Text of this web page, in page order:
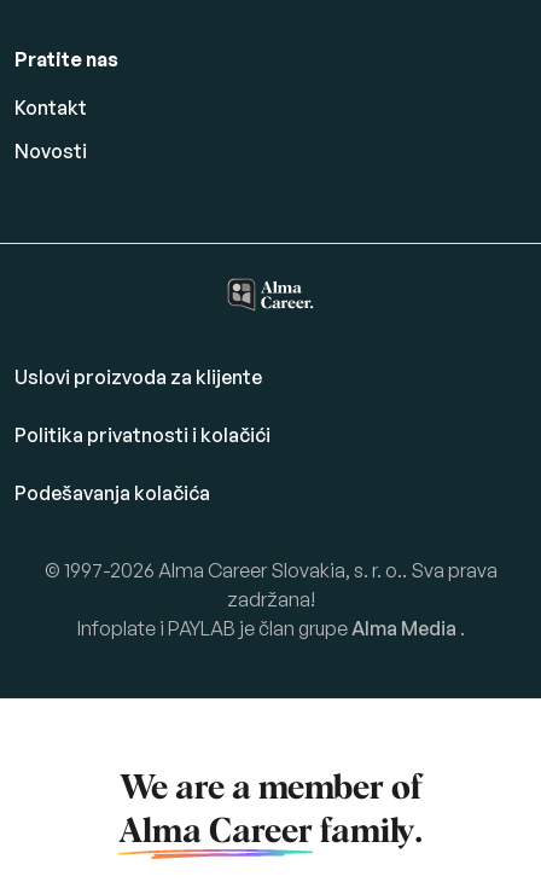
Pratite nas
Kontakt
Novosti
Uslovi proizvoda za klijente
Politika privatnosti i kolačići
Podešavanja kolačića
© 1997-2026 Alma Career Slovakia, s. r. o.. Sva prava
zadržana!
Infoplate i PAYLAB je član grupeAlma Media .
We are a member of
Alma Career family.